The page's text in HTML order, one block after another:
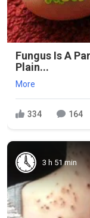
Fungus Is A
Plain...
More
334 164
3 h 51 min